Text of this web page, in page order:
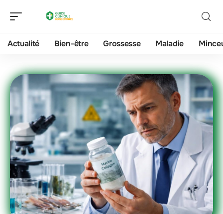
Actualité Bien-être Grossesse Maladie